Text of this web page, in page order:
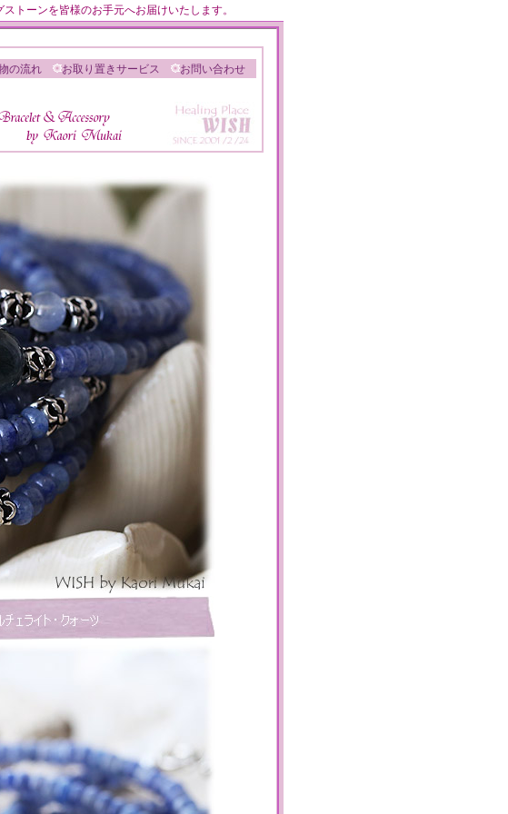
トーンを皆様のお手元へお届けいたします。
の流れ お取り置きサービス お問い合わせ